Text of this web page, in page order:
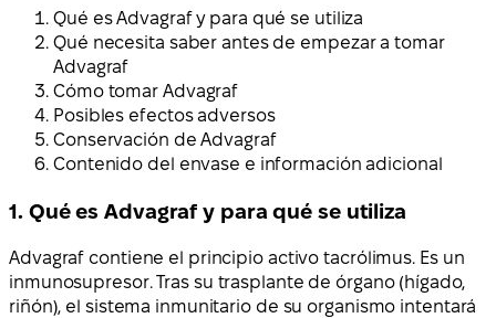
Qué es Advagraf y para qué se utiliza
Qué necesita saber antes de empezar a tomar
Advagraf
Cómo tomar Advagraf
Posibles efectos adversos
Conservación de Advagraf
Contenido del envase e información adicional
1. Qué es Advagraf y para qué se utiliza
Advagraf contiene el principio activo tacrólimus. Es un
inmunosupresor. Tras su trasplante de órgano (hígado,
riñón), el sistema inmunitario de su organismo intentará